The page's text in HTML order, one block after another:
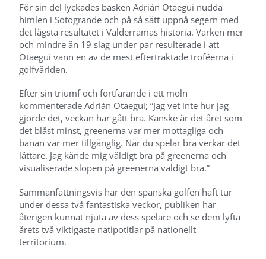
För sin del lyckades basken Adrián Otaegui nudda
himlen i Sotogrande och på så sätt uppnå segern med
det lägsta resultatet i Valderramas historia. Varken mer
och mindre än 19 slag under par resulterade i att
Otaegui vann en av de mest eftertraktade troféerna i
golfvärlden.
Efter sin triumf och fortfarande i ett moln
kommenterade Adrián Otaegui; ”Jag vet inte hur jag
gjorde det, veckan har gått bra. Kanske är det året som
det blåst minst, greenerna var mer mottagliga och
banan var mer tillgänglig. När du spelar bra verkar det
lättare. Jag kände mig väldigt bra på greenerna och
visualiserade slopen på greenerna väldigt bra.”
Sammanfattningsvis har den spanska golfen haft tur
under dessa två fantastiska veckor, publiken har
återigen kunnat njuta av dess spelare och se dem lyfta
årets två viktigaste natipotitlar på nationellt
territorium.